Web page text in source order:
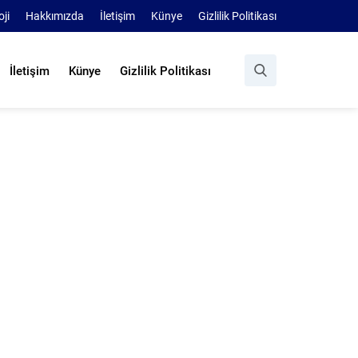
Hakkımızda İletişim Künye Gizlilik Politikası
İletişim Künye Gizlilik Politikası